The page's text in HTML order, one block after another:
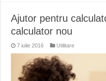
Ajutor pentru
calculator nou
7 iulie 2016 Utilitare